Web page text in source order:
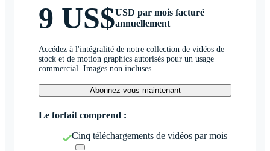
9 US$USD par mois facturé
annuellement
Accédez à l'intégralité de notre collection de vidéos de
stock et de motion graphics autorisés pour un usage
commercial. Images non incluses.
Abonnez-vous maintenant
Le forfait comprend :
Cinq téléchargements de vidéos par mois